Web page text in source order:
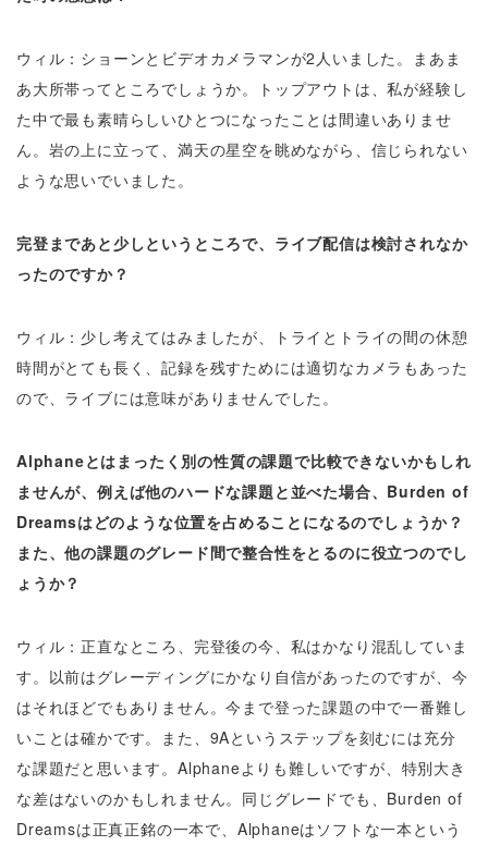
ウィル：ショーンとビデオカメラマンが2人いました。まあま
あ大所帯ってところでしょうか。トップアウトは、私が経験し
た中で最も素晴らしいひとつになったことは間違いありませ
ん。岩の上に立って、満天の星空を眺めながら、信じられない
ような思いでいました。
完登まであと少しというところで、ライブ配信は検討されなか
ったのですか？
ウィル：少し考えてはみましたが、トライとトライの間の休憩
時間がとても長く、記録を残すためには適切なカメラもあった
ので、ライブには意味がありませんでした。
Alphaneとはまったく別の性質の課題で比較できないかもしれ
ませんが、例えば他のハードな課題と並べた場合、Burden of
Dreamsはどのような位置を占めることになるのでしょうか？
また、他の課題のグレード間で整合性をとるのに役立つのでし
ょうか？
ウィル：正直なところ、完登後の今、私はかなり混乱していま
す。以前はグレーディングにかなり自信があったのですが、今
はそれほどでもありません。今まで登った課題の中で一番難し
いことは確かです。また、9Aというステップを刻むには充分
な課題だと思います。Alphaneよりも難しいですが、特別大き
な差はないのかもしれません。同じグレードでも、Burden of
Dreamsは正真正銘の一本で、Alphaneはソフトな一本という